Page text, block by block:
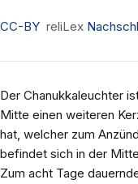
CC-BY reliLex
Der Chanukkaleuchter
Mitte einen weiteren
hat, welcher zum
befindet sich in der
Zum acht Tage